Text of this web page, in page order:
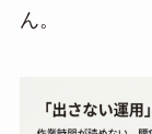
ん。